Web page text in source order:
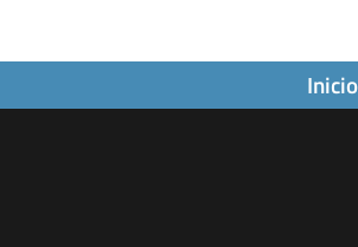
Inicio